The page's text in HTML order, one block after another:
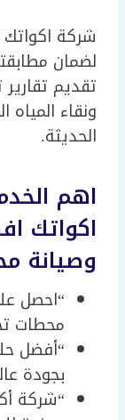
شركة اكواتك
لضمان
تقديم
ونقاء المياه
الحديثة.
اهم
اكواتك
وصيانة
محطات
“أفضل
بجودة
“شركة